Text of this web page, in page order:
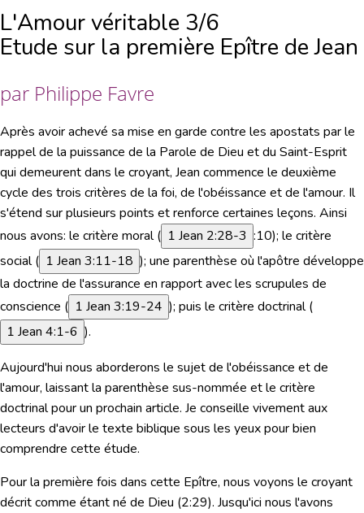
L'Amour véritable 3/6
Etude sur la première Epître de Jean
par Philippe Favre
Après avoir achevé sa mise en garde contre les apostats par le
rappel de la puissance de la Parole de Dieu et du Saint-Esprit
qui demeurent dans le croyant, Jean commence le deuxième
cycle des trois critères de la foi, de l'obéissance et de l'amour. Il
s'étend sur plusieurs points et renforce certaines leçons. Ainsi
nous avons: le critère moral ( 1 Jean 2:28-3 :10); le critère
social ( 1 Jean 3:11-18 ); une parenthèse où l'apôtre développe
la doctrine de l'assurance en rapport avec les scrupules de
conscience ( 1 Jean 3:19-24 ); puis le critère doctrinal (
1 Jean 4:1-6 ).
Aujourd'hui nous aborderons le sujet de l'obéissance et de
l'amour, laissant la parenthèse sus-nommée et le critère
doctrinal pour un prochain article. Je conseille vivement aux
lecteurs d'avoir le texte biblique sous les yeux pour bien
comprendre cette étude.
Pour la première fois dans cette Epître, nous voyons le croyant
décrit comme étant né de Dieu (2:29). Jusqu'ici nous l'avons